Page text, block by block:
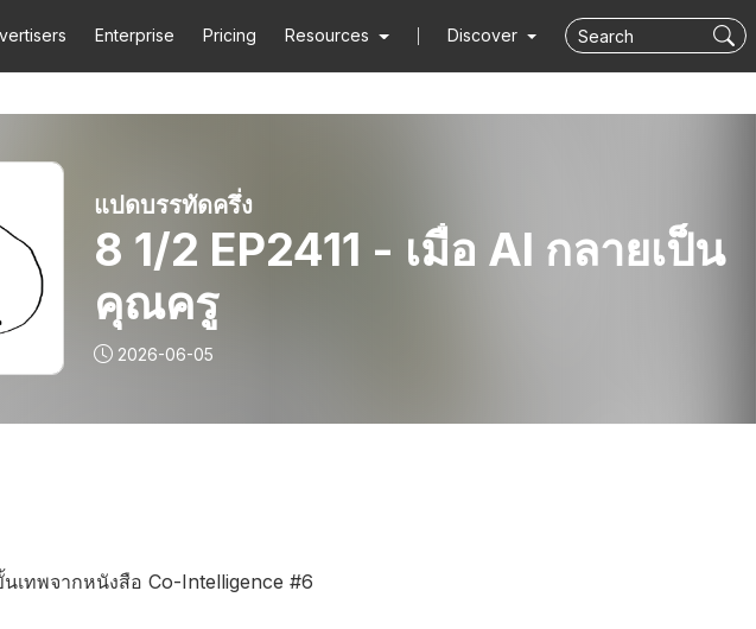
Enterprise Pricing Resources Discover
แปดบรรทัดครึ่ง
8 1/2 EP2411 - เมื่อ AI กลายเป็น
คุณครู
2026-06-05
เทพจากหนังสือ Co-Intelligence #6